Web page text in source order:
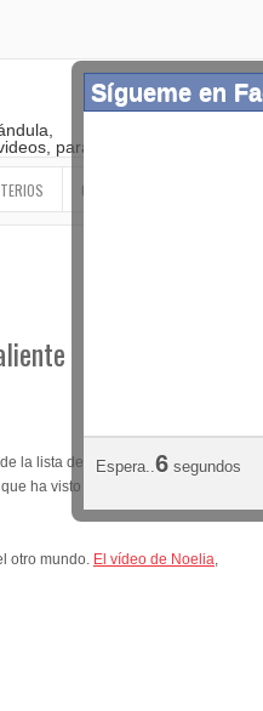
paranormal
OTROS
la lista de gente
ha visto la luz en internet
otro mundo. El vídeo de Noelia,
Sígueme en
Espera..5 segundos